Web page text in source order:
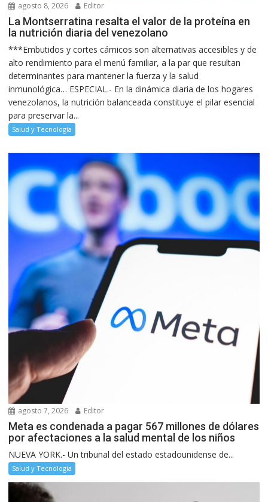
agosto 8, 2026 Editor
La Montserratina resalta el valor de la proteína en
la nutrición diaria del venezolano
***Embutidos y cortes cárnicos son alternativas accesibles y de
alto rendimiento para el menú familiar, a la par que resultan
determinantes para mantener la fuerza y la salud
inmunológica… ESPECIAL.- En la dinámica diaria de los hogares
venezolanos, la nutrición balanceada constituye el pilar esencial
para preservar la...
Salud y Tecnología
agosto 7, 2026 Editor
Meta es condenada a pagar 567 millones de dólares
por afectaciones a la salud mental de los niños
NUEVA YORK.- Un tribunal del estado estadounidense de...
Salud y Tecnología